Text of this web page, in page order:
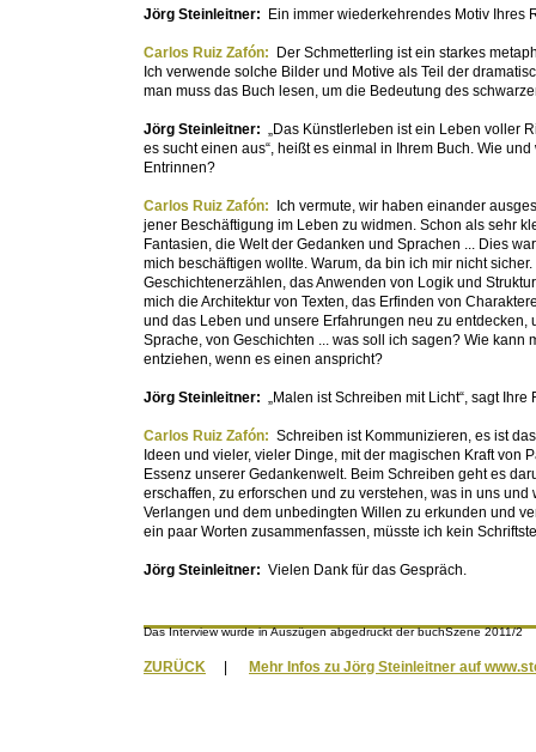
Jörg Steinleitner: Ein immer wiederkehrendes Motiv Ihres
Carlos Ruiz Zafón:
Der Schmetterling ist ein starkes
Ich verwende solche Bilder und Motive als Teil der
man muss das Buch lesen, um die Bedeutung des
Jörg Steinleitner: „Das Künstlerleben ist ein Leben voller
es sucht einen aus“, heißt es einmal in Ihrem Buch. Wie
Entrinnen?
Carlos Ruiz Zafón:
Ich vermute, wir haben einander
jener Beschäftigung im Leben zu widmen. Schon als sehr
Fantasien, die Welt der Gedanken und Sprachen ... Dies
mich beschäftigen wollte. Warum, da bin ich mir nicht
Geschichtenerzählen, das Anwenden von Logik und
mich die Architektur von Texten, das Erfinden von
und das Leben und unsere Erfahrungen neu zu
Sprache, von Geschichten ... was soll ich sagen? Wie
entziehen, wenn es einen anspricht?
Jörg Steinleitner: „Malen ist Schreiben mit Licht“, sagt
Carlos Ruiz Zafón: Schreiben ist Kommunizieren, es ist
Ideen und vieler, vieler Dinge, mit der magischen Kraft von
Essenz unserer Gedankenwelt. Beim Schreiben geht es
erschaffen, zu erforschen und zu verstehen, was in uns
Verlangen und dem unbedingten Willen zu erkunden und
ein paar Worten zusammenfassen, müsste ich kein
Jörg Steinleitner: Vielen Dank für das Gespräch.
Das Interview wurde in Auszügen abgedruckt der buchSzene 2011/2
ZURÜCK Mehr Infos zu Jörg Steinleitner auf